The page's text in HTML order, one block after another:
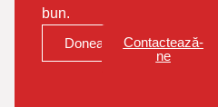
bun.
Donează
Contactează-
ne